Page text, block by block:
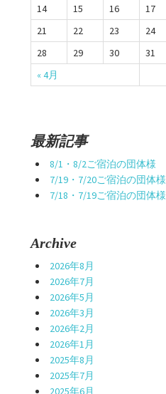
« 4月
14
15 16 17
21
22 23 24
28
29 30 31
最新記事
8/1・8/2ご宿泊の団体様
7/19・7/20ご宿泊の団体様
7/18・7/19ご宿泊の団体様
Archive
2026年8月
2026年7月
2026年5月
2026年3月
2026年2月
2026年1月
2025年8月
2025年7月
2025年6月